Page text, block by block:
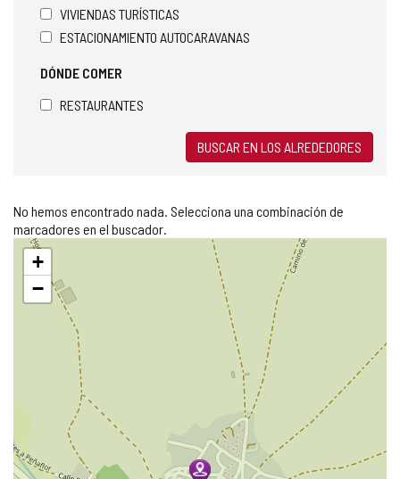
VIVIENDAS TURÍSTICAS
ESTACIONAMIENTO AUTOCARAVANAS
DÓNDE COMER
RESTAURANTES
BUSCAR EN LOS ALREDEDORES
No hemos encontrado nada. Selecciona una combinación de
marcadores en el buscador.
Saltar
mapa
+
−